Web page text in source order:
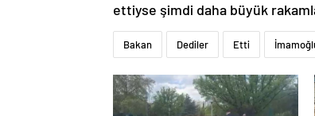
ettiyse şimdi daha büyük
Bakan Dediler Etti